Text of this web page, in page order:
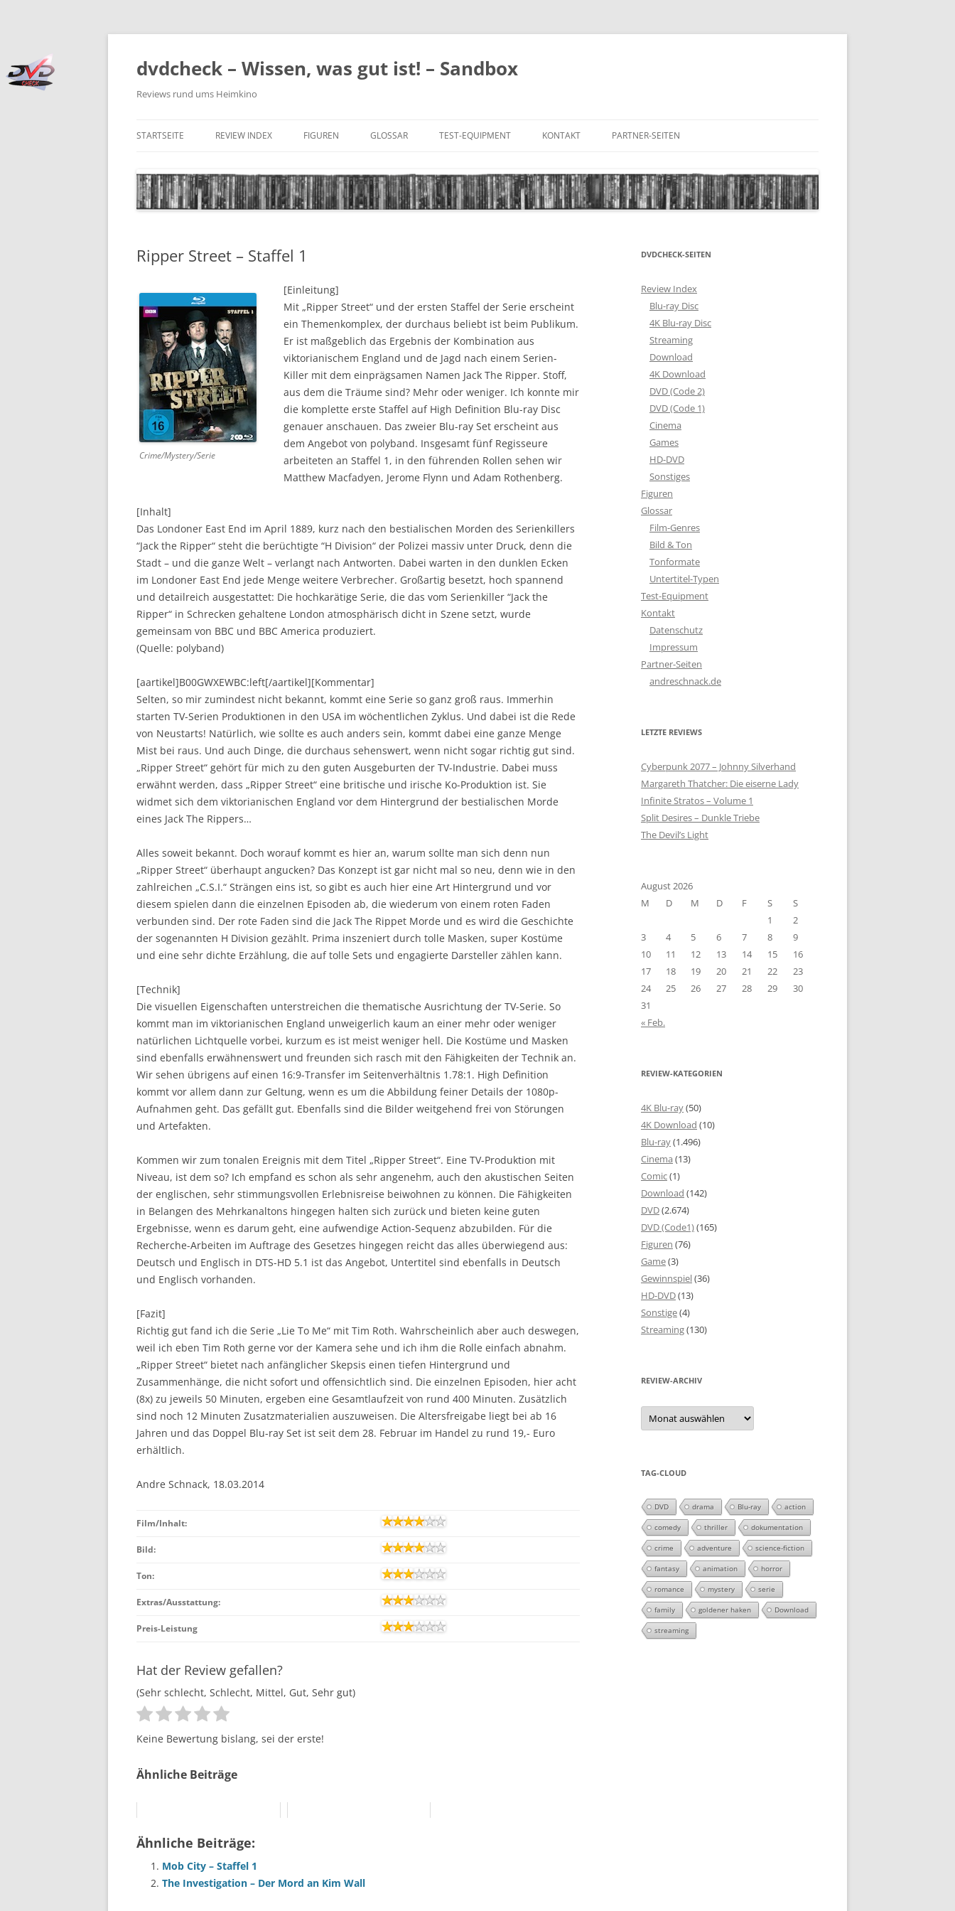
Zum
springen
dvdcheck – Wissen, was gut ist! – Sandbox
Reviews rund ums Heimkino
STARTSEITE REVIEW INDEX
4K BLU-RAY DISC
DOWNLOAD
DVD (CODE 2)
DVD (CODE 1)
CINEMA
GAMES
HD-DVD
FIGUREN GLOSSAR
BILD & TON
TEST-EQUIPMENT KONTAKT
IMPRESSUM
PARTNER-SEITEN
Ripper Street – Staffel 1
Crime/Mystery/Serie
[Einleitung]
Mit „Ripper Street“ und der ersten Staffel der Serie erscheint
ein Themenkomplex, der durchaus beliebt ist beim Publikum.
Er ist maßgeblich das Ergebnis der Kombination aus
viktorianischem England und de Jagd nach einem Serien-
Killer mit dem einprägsamen Namen Jack The Ripper. Stoff,
aus dem die Träume sind? Mehr oder weniger. Ich konnte mir
die komplette erste Staffel auf High Definition Blu-ray Disc
genauer anschauen. Das zweier Blu-ray Set erscheint aus
dem Angebot von polyband. Insgesamt fünf Regisseure
arbeiteten an Staffel 1, in den führenden Rollen sehen wir
Matthew Macfadyen, Jerome Flynn und Adam Rothenberg.
[Inhalt]
Das Londoner East End im April 1889, kurz nach den bestialischen Morden des Serienkillers
“Jack the Ripper“ steht die berüchtigte “H Division“ der Polizei massiv unter Druck, denn die
Stadt – und die ganze Welt – verlangt nach Antworten. Dabei warten in den dunklen Ecken
im Londoner East End jede Menge weitere Verbrecher. Großartig besetzt, hoch spannend
und detailreich ausgestattet: Die hochkarätige Serie, die das vom Serienkiller “Jack the
Ripper“ in Schrecken gehaltene London atmosphärisch dicht in Szene setzt, wurde
gemeinsam von BBC und BBC America produziert.
(Quelle: polyband)
[aartikel]B00GWXEWBC:left[/aartikel][Kommentar]
Selten, so mir zumindest nicht bekannt, kommt eine Serie so ganz groß raus. Immerhin
starten TV-Serien Produktionen in den USA im wöchentlichen Zyklus. Und dabei ist die Rede
von Neustarts! Natürlich, wie sollte es auch anders sein, kommt dabei eine ganze Menge
Mist bei raus. Und auch Dinge, die durchaus sehenswert, wenn nicht sogar richtig gut sind.
„Ripper Street“ gehört für mich zu den guten Ausgeburten der TV-Industrie. Dabei muss
erwähnt werden, dass „Ripper Street“ eine britische und irische Ko-Produktion ist. Sie
widmet sich dem viktorianischen England vor dem Hintergrund der bestialischen Morde
eines Jack The Rippers…
Alles soweit bekannt. Doch worauf kommt es hier an, warum sollte man sich denn nun
„Ripper Street“ überhaupt angucken? Das Konzept ist gar nicht mal so neu, denn wie in den
zahlreichen „C.S.I.“ Strängen eins ist, so gibt es auch hier eine Art Hintergrund und vor
diesem spielen dann die einzelnen Episoden ab, die wiederum von einem roten Faden
verbunden sind. Der rote Faden sind die Jack The Rippet Morde und es wird die Geschichte
der sogenannten H Division gezählt. Prima inszeniert durch tolle Masken, super Kostüme
und eine sehr dichte Erzählung, die auf tolle Sets und engagierte Darsteller zählen kann.
[Technik]
Die visuellen Eigenschaften unterstreichen die thematische Ausrichtung der TV-Serie. So
kommt man im viktorianischen England unweigerlich kaum an einer mehr oder weniger
natürlichen Lichtquelle vorbei, kurzum es ist meist weniger hell. Die Kostüme und Masken
sind ebenfalls erwähnenswert und freunden sich rasch mit den Fähigkeiten der Technik an.
Wir sehen übrigens auf einen 16:9-Transfer im Seitenverhältnis 1.78:1. High Definition
kommt vor allem dann zur Geltung, wenn es um die Abbildung feiner Details der 1080p-
Aufnahmen geht. Das gefällt gut. Ebenfalls sind die Bilder weitgehend frei von Störungen
und Artefakten.
Kommen wir zum tonalen Ereignis mit dem Titel „Ripper Street“. Eine TV-Produktion mit
Niveau, ist dem so? Ich empfand es schon als sehr angenehm, auch den akustischen Seiten
der englischen, sehr stimmungsvollen Erlebnisreise beiwohnen zu können. Die Fähigkeiten
in Belangen des Mehrkanaltons hingegen halten sich zurück und bieten keine guten
Ergebnisse, wenn es darum geht, eine aufwendige Action-Sequenz abzubilden. Für die
Recherche-Arbeiten im Auftrage des Gesetzes hingegen reicht das alles überwiegend aus:
Deutsch und Englisch in DTS-HD 5.1 ist das Angebot, Untertitel sind ebenfalls in Deutsch
und Englisch vorhanden.
[Fazit]
Richtig gut fand ich die Serie „Lie To Me“ mit Tim Roth. Wahrscheinlich aber auch deswegen,
weil ich eben Tim Roth gerne vor der Kamera sehe und ich ihm die Rolle einfach abnahm.
„Ripper Street“ bietet nach anfänglicher Skepsis einen tiefen Hintergrund und
Zusammenhänge, die nicht sofort und offensichtlich sind. Die einzelnen Episoden, hier acht
(8x) zu jeweils 50 Minuten, ergeben eine Gesamtlaufzeit von rund 400 Minuten. Zusätzlich
sind noch 12 Minuten Zusatzmaterialien auszuweisen. Die Altersfreigabe liegt bei ab 16
Jahren und das Doppel Blu-ray Set ist seit dem 28. Februar im Handel zu rund 19,- Euro
erhältlich.
Andre Schnack, 18.03.2014
Film/Inhalt:
Bild:
Ton:
Extras/Ausstattung:
Preis-Leistung
Hat der Review gefallen?
(Sehr schlecht, Schlecht, Mittel, Gut, Sehr gut)
Keine Bewertung bislang, sei der erste!
Ähnliche Beiträge
Ähnliche Beiträge:
Mob City – Staffel 1
The Investigation – Der Mord an Kim Wall
DVDCHECK-SEITEN
Review Index
Blu-ray Disc
4K Blu-ray Disc
Streaming
Download
4K Download
DVD (Code 2)
DVD (Code 1)
Cinema
Games
HD-DVD
Sonstiges
Figuren
Glossar
Film-Genres
Bild & Ton
Tonformate
Untertitel-Typen
Test-Equipment
Kontakt
Datenschutz
Impressum
Partner-Seiten
andreschnack.de
LETZTE REVIEWS
Cyberpunk 2077 – Johnny Silverhand
Margareth Thatcher: Die eiserne Lady
Infinite Stratos – Volume 1
Split Desires – Dunkle Triebe
The Devil’s Light
August 2026
M
D M D F S
S
1
2
3
4 5 6 7 8
9
10
11 12 13 14 15
16
17
18 19 20 21 22
23
24
25 26 27 28 29
30
31
« Feb.
REVIEW-KATEGORIEN
4K Blu-ray(50)
4K Download (10)
Blu-ray(1.496)
Cinema (13)
Comic(1)
Download (142)
DVD(2.674)
DVD (Code1)(165)
Figuren (76)
Game(3)
Gewinnspiel(36)
HD-DVD(13)
Sonstige(4)
Streaming(130)
REVIEW-ARCHIV
Review-
Archiv
TAG-CLOUD
DVD drama Blu-ray action
comedy thriller dokumentation
crime adventure science-fiction
fantasy animation horror
romance mystery serie
family goldener haken Download
streaming